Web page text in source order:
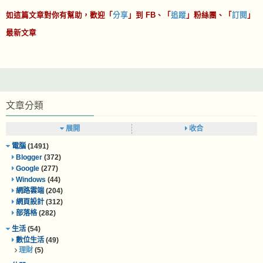
如這篇文章對你有幫助，歡迎「 分享 」到 FB、「 追蹤 」粉絲團、「 訂閱 」
最新文章
文章分類
展開 收合
電腦 (1491)
Blogger (372)
Google (277)
Windows (44)
網路雲端(204)
網頁設計(312)
部落格(282)
生活(54)
數位生活(49)
理財(5)